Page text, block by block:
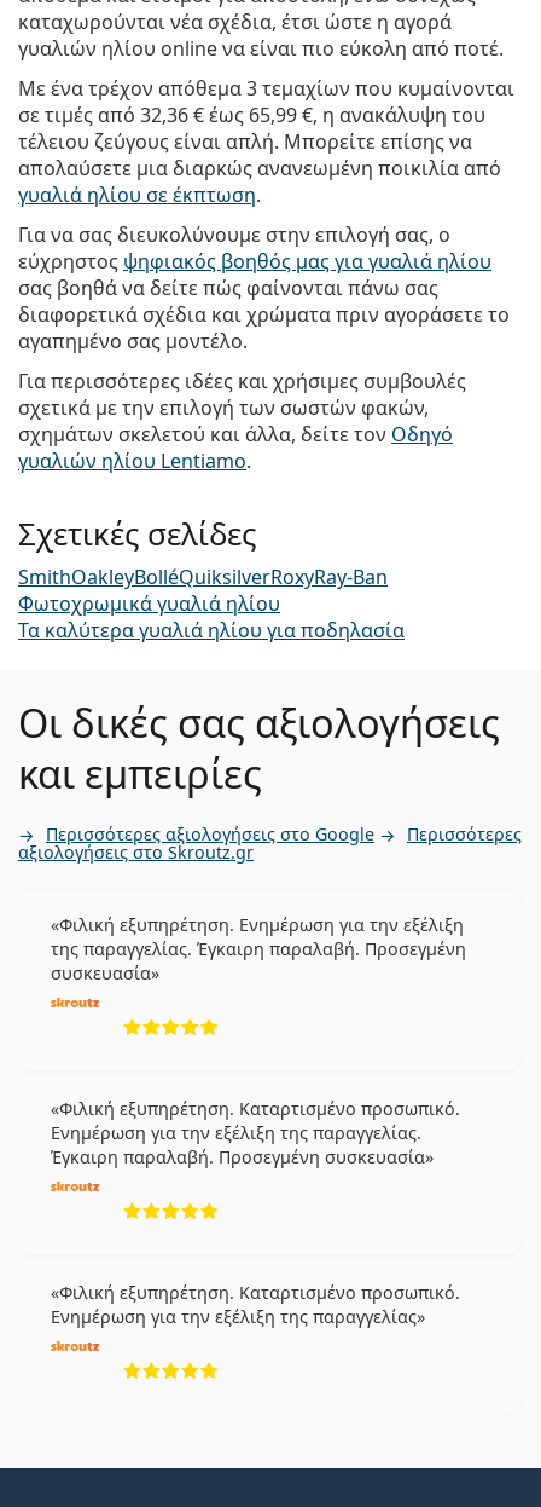
καταχωρούνται νέα σχέδια, έτσι ώστε η αγορά
γυαλιών ηλίου online να είναι πιο εύκολη από ποτέ.
Με ένα τρέχον απόθεμα 3 τεμαχίων που κυμαίνονται
σε τιμές από 32,36 €έως 65,99 €, η ανακάλυψη του
τέλειου ζεύγους είναι απλή. Μπορείτε επίσης να
απολαύσετε μια διαρκώς ανανεωμένη ποικιλία από
γυαλιά ηλίου σε έκπτωση.
Για να σας διευκολύνουμε στην επιλογή σας, ο
εύχρηστος ψηφιακός βοηθός μας για γυαλιά ηλίου
σας βοηθά να δείτε πώς φαίνονται πάνω σας
διαφορετικά σχέδια και χρώματα πριν αγοράσετε το
αγαπημένο σας μοντέλο.
Για περισσότερες ιδέες και χρήσιμες συμβουλές
σχετικά με την επιλογή των σωστών φακών,
σχημάτων σκελετού και άλλα, δείτε τον Οδηγό
γυαλιών ηλίου Lentiamo.
Σχετικές σελίδες
SmithOakleyBolléQuiksilverRoxyRay-Ban
Φωτοχρωμικά γυαλιά ηλίου
Τα καλύτερα γυαλιά ηλίου για ποδηλασία
Οι δικές σας αξιολογήσεις
και εμπειρίες
Περισσότερες αξιολογήσεις στο Google Περισσότερες
αξιολογήσεις στο Skroutz.gr
Φιλική εξυπηρέτηση. Ενημέρωση για την εξέλιξη
της παραγγελίας. Έγκαιρη παραλαβή. Προσεγμένη
συσκευασία
Φιλική εξυπηρέτηση. Καταρτισμένο προσωπικό.
Ενημέρωση για την εξέλιξη της παραγγελίας.
Έγκαιρη παραλαβή. Προσεγμένη συσκευασία
Φιλική εξυπηρέτηση. Καταρτισμένο προσωπικό.
Ενημέρωση για την εξέλιξη της παραγγελίας